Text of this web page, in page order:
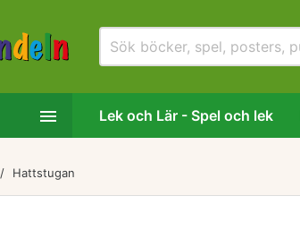
 Lek och Lär - Spel och lek
Hattstugan